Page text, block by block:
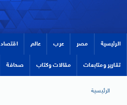
الرئيسية مصر عرب عالم اقتصاد
تقارير ومتابعات مقالات وكتاب صحافة
الرئيسية